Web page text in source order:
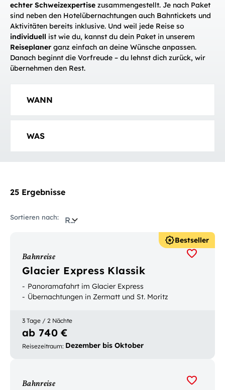
echter Schweizexpertise zusammengestellt. Je nach Paket
sind neben den Hotelübernachtungen auch Bahntickets und
Aktivitäten bereits inklusive. Und weil jede Reise so
individuell ist wie du, kannst du dein Paket in unserem
Reiseplaner ganz einfach an deine Wünsche anpassen.
Danach beginnt die Vorfreude – du lehnst dich zurück, wir
übernehmen den Rest.
WANN
WAS
25 Ergebnisse
Sortieren nach: Relevanz
Bestseller
Bahnreise
Glacier Express Klassik
Panoramafahrt im Glacier Express
Übernachtungen in Zermatt und St. Moritz
3 Tage / 2 Nächte
ab 740 €
Reisezeitraum: Dezember bis Oktober
Bahnreise